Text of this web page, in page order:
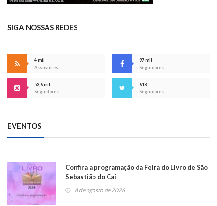
SIGA NOSSAS REDES
4 mil
Assinantes
97 mil
Seguidores
53,6 mil
Seguidores
618
Seguidores
EVENTOS
Confira a programação da Feira do Livro de São
Sebastião do Caí
8 de agosto de 2026